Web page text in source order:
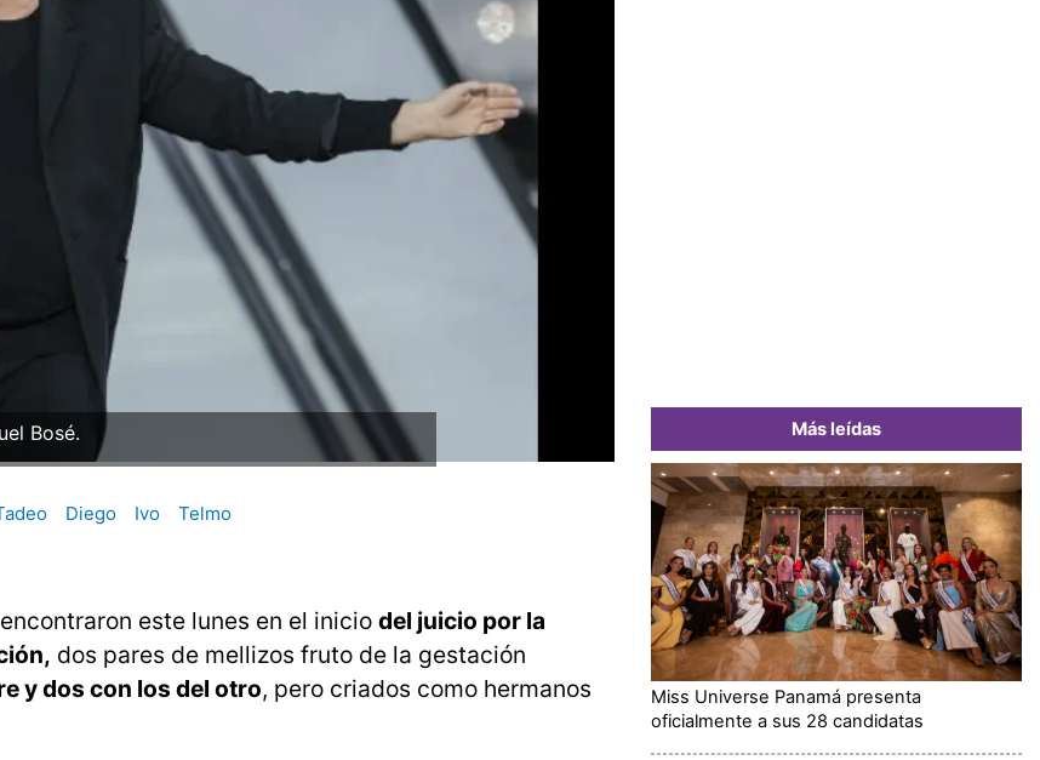
Bosé.
Diego Ivo Telmo
este lunes en el inicio del juicio por la
dos pares de mellizos fruto de la gestación
y dos con los del otro, pero criados como hermanos
Más leídas
Miss Universe Panamá presenta
oficialmente a sus 28 candidatas